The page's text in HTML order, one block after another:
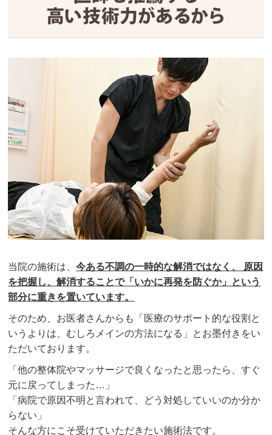
当院の施術は、今ある不調の一時的な解消ではなく、 原因
を把握し、解消することで「いかに再発を防ぐか」という
部分に重きを置いています。
そのため、お医者さんからも「医療のサポート的な役割と
いうよりは、むしろメインの方法になる」とお墨付きをい
ただいております。
「他の整体院やマッサージで良くなったと思ったら、すぐ
元に戻ってしまった…」
「病院で原因不明と言われて、どう対処していいのか分か
らない」
そんな方にこそ受けていただきたい施術法です。